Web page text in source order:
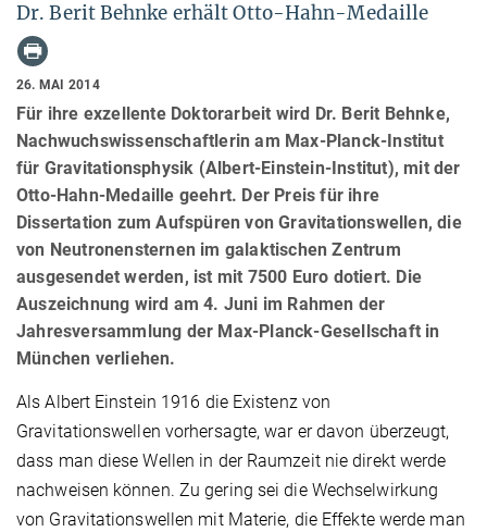
Dr. Berit Behnke erhält Otto-Hahn-Medaille
26. MAI 2014
Für ihre exzellente Doktorarbeit wird Dr. Berit Behnke,
Nachwuchswissenschaftlerin am Max-Planck-Institut
für Gravitationsphysik (Albert-Einstein-Institut), mit der
Otto-Hahn-Medaille geehrt. Der Preis für ihre
Dissertation zum Aufspüren von Gravitationswellen, die
von Neutronensternen im galaktischen Zentrum
ausgesendet werden, ist mit 7500 Euro dotiert. Die
Auszeichnung wird am 4. Juni im Rahmen der
Jahresversammlung der Max-Planck-Gesellschaft in
München verliehen.
Als Albert Einstein 1916 die Existenz von
Gravitationswellen vorhersagte, war er davon überzeugt,
dass man diese Wellen in der Raumzeit nie direkt werde
nachweisen können. Zu gering sei die Wechselwirkung
von Gravitationswellen mit Materie, die Effekte werde man